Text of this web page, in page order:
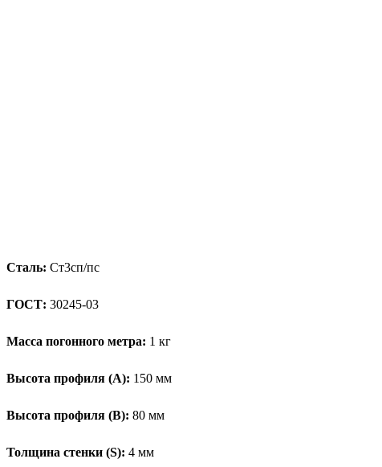
Сталь: Ст3сп/пс
ГОСТ: 30245-03
Масса погонного метра: 1 кг
Высота профиля (А): 150 мм
Высота профиля (B): 80 мм
Толщина стенки (S): 4 мм